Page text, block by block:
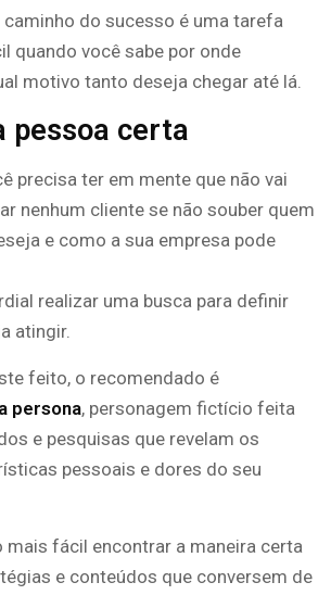
caminho do sucesso é uma tarefa
quando você sabe por onde
motivo tanto deseja chegar até lá.
pessoa certa
precisa ter em mente que não vai
nenhum cliente se não souber quem
e como a sua empresa pode
realizar uma busca para definir
atingir.
feito, o recomendado é
persona, personagem fictício feita
e pesquisas que revelam os
pessoais e dores do seu
mais fácil encontrar a maneira certa
e conteúdos que conversem de